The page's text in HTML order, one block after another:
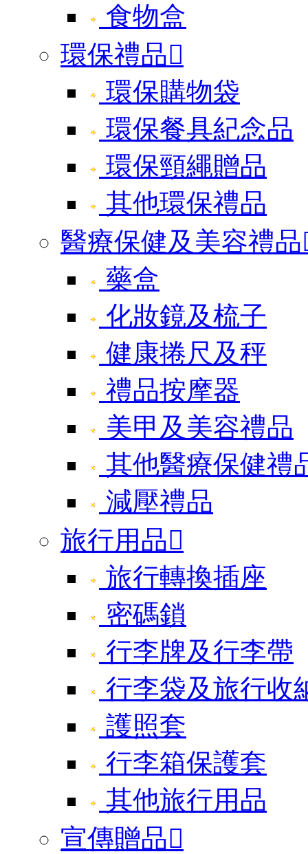
食物盒
環保禮品
環保購物袋
環保餐具紀念品
環保頸繩贈品
其他環保禮品
醫療保健及美容禮品
藥盒
化妝鏡及梳子
健康捲尺及秤
禮品按摩器
美甲及美容禮品
其他醫療保健禮
減壓禮品
旅行用品
旅行轉換插座
密碼鎖
行李牌及行李帶
行李袋及旅行收
護照套
行李箱保護套
其他旅行用品
宣傳贈品